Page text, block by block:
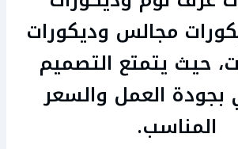
مجالس وديكورات
حيث يتمتع التصميم
بجودة العمل والسعر
المناسب.